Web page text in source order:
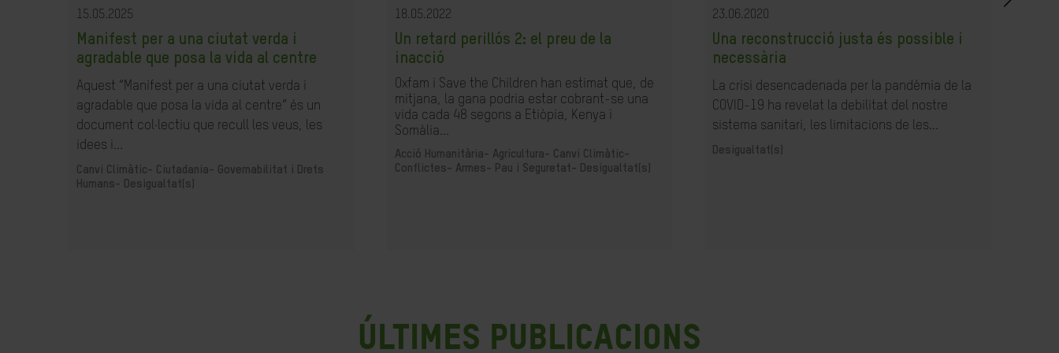
15.05.2025
Manifest per a una ciutat verda i
agradable que posa la vida al centre
Aquest “Manifest per a una ciutat verda i
agradable que posa la vida al centre” és un
document col·lectiu que recull les veus, les
idees i...
Canvi Climàtic- Ciutadania- Governabilitat i Drets
Humans- Desigualtat(s)
18.05.2022
Un retard perillós 2: el preu de la
inacció
Oxfam i Save the Children han estimat que, de
mitjana, la gana podria estar cobrant-se una
vida cada 48 segons a Etiòpia, Kenya i
Somàlia...
Acció Humanitària- Agricultura- Canvi Climàtic-
Conflictes- Armes- Pau i Seguretat- Desigualtat(s)
23.06.2020
Una reconstrucció justa és possible i
necessària
La crisi desencadenada per la pandèmia de la
COVID-19 ha revelat la debilitat del nostre
sistema sanitari, les limitacions de les...
Desigualtat(s)
últimes publicacions